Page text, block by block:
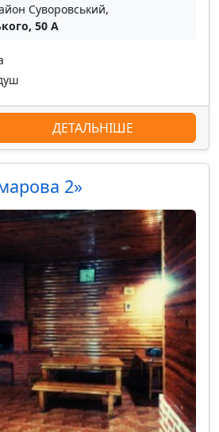
Суворовський,
50 А
ДЕТАЛЬНІШЕ
2»